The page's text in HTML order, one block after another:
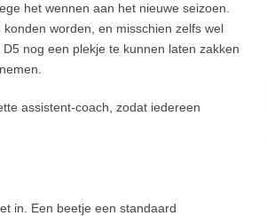
het wennen aan het nieuwe seizoen.
worden, en misschien zelfs wel
nog een plekje te kunnen laten zakken
assistent-coach, zodat iedereen
in. Een beetje een standaard